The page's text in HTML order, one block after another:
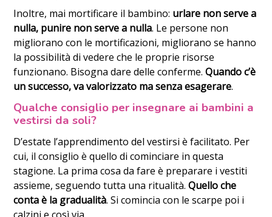
Inoltre, mai mortificare il bambino: urlare non serve a
nulla, punire non serve a nulla. Le persone non
migliorano con le mortificazioni, migliorano se hanno
la possibilità di vedere che le proprie risorse
funzionano. Bisogna dare delle conferme. Quando c’è
un successo, va valorizzato ma senza esagerare.
Qualche consiglio per insegnare ai bambini a
vestirsi da soli?
D’estate l’apprendimento del vestirsi è facilitato. Per
cui, il consiglio è quello di cominciare in questa
stagione. La prima cosa da fare è preparare i vestiti
assieme, seguendo tutta una ritualità.Quello che
conta è la gradualità. Si comincia con le scarpe poi i